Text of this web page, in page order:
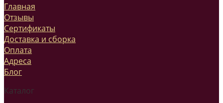
Главная
Отзывы
Сертификаты
Доставка и сборка
Оплата
Адреса
Блог
Каталог